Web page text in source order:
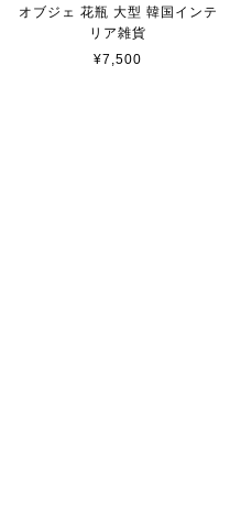
オブジェ 花瓶 大型 韓国インテ
リア雑貨
¥7,500